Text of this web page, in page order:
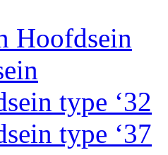
Hoofdsein
type ‘32
type ‘37